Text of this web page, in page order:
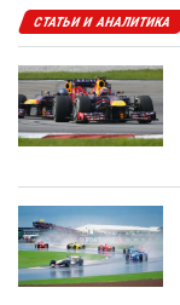
СТАТЬИ И АНАЛИТИКА